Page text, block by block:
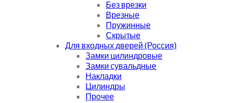
Без врезки
Врезные
Пружинные
Скрытые
Для входных дверей (Россия)
Замки цилиндровые
Замки сувальдные
Накладки
Цилиндры
Прочее